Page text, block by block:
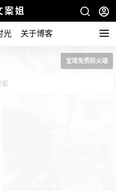
案姐
光 关于博客
宝塔免费防火墙